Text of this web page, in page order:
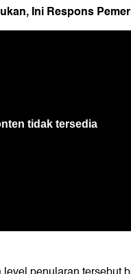
Ini Respons